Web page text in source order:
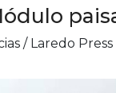
/ Laredo Press